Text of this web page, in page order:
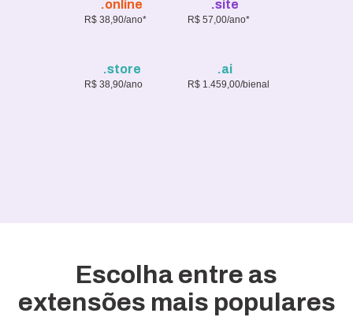
.online
R$ 38,90/ano*
.site
R$ 57,00/ano*
.store
R$ 38,90/ano
.ai
R$ 1.459,00/bienal
Escolha entre as
extensões mais populares